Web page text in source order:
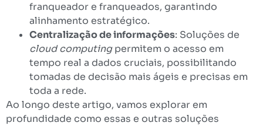
franqueador e franqueados, garantindo
alinhamento estratégico.
Centralização de informações: Soluções de
cloud computingpermitem o acesso em
tempo real a dados cruciais, possibilitando
tomadas de decisão mais ágeis e precisas em
toda a rede.
Ao longo deste artigo, vamos explorar em
profundidade como essas e outras soluções